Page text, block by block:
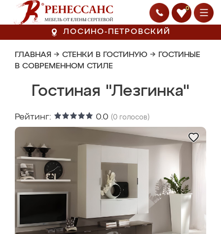
0
ЛОСИНО-ПЕТРОВСКИЙ
ГЛАВНАЯ → СТЕНКИ В ГОСТИНУЮ → ГОСТИНЫЕ
В СОВРЕМЕННОМ СТИЛЕ
Гостиная "Лезгинка"
Рейтинг: 0.0 (0 голосов)